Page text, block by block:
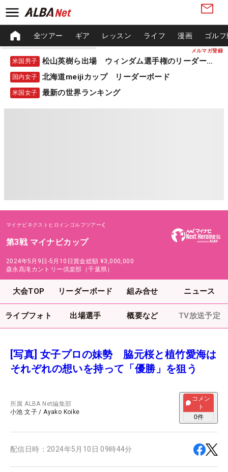
メルマガ登録
全ツアー ギア レッスン ライフ 漫画 ゴル
米国男子 松山英樹ら出場 ウィンダム選手権のリーダーボード
国内女子 北海道meijiカップ リーダーボード
米国女子 最新の世界ランキング
マイナビネクストヒロインゴルフツアー
第3戦 マイナビカップ
2024年5月9日-5月10日賞金総額 ¥3,000,000
森永高滝カントリー倶楽部（千葉県）
大会TOP リーダーボード 組み合せ ニュース
ライブフォト 出場選手 概要など TV放送予定
[写真] 女子プロの妹勢 脇元桜と植竹愛海は
それぞれの想いを持って「優勝」を狙う
所属ALBA Net編集部
小池 文子 /Ayako Koike
コメン
ト
0件
配信日時： 2024年5月10日 09時44分